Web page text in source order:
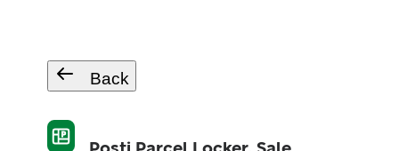
Back